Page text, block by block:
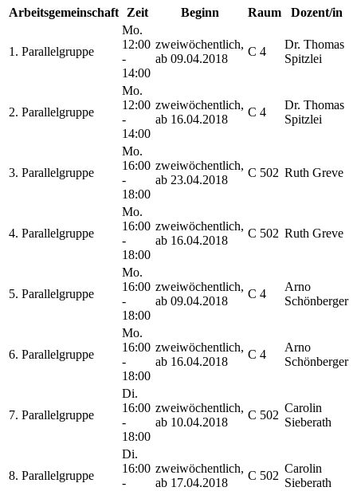
Arbeitsgemeinschaft Zeit Beginn Raum Dozent/in
1. Parallelgruppe
Mo.
12:00
-
14:00
zweiwöchentlich,
ab 09.04.2018
C 4
Dr. Thomas
Spitzlei
2. Parallelgruppe
Mo.
12:00
-
14:00
zweiwöchentlich,
ab 16.04.2018
C 4
Dr. Thomas
Spitzlei
3. Parallelgruppe
Mo.
16:00
-
18:00
zweiwöchentlich,
ab 23.04.2018
C 502 Ruth Greve
4. Parallelgruppe
Mo.
16:00
-
18:00
zweiwöchentlich,
ab 16.04.2018
C 502 Ruth Greve
5. Parallelgruppe
Mo.
16:00
-
18:00
zweiwöchentlich,
ab 09.04.2018
C 4
Arno
Schönberger
6. Parallelgruppe
Mo.
16:00
-
18:00
zweiwöchentlich,
ab 16.04.2018
C 4
Arno
Schönberger
7. Parallelgruppe
Di.
16:00
-
18:00
zweiwöchentlich,
ab 10.04.2018
C 502
Carolin
Sieberath
8. Parallelgruppe
Di.
16:00
-
zweiwöchentlich,
ab 17.04.2018
C 502
Carolin
Sieberath